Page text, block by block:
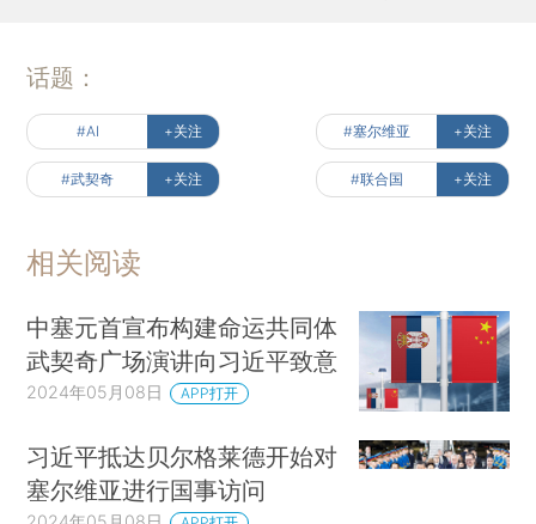
话题：
#AI +关注 #塞尔维亚 +关注
#武契奇 +关注 #联合国 +关注
相关阅读
中塞元首宣布构建命运共同体
武契奇广场演讲向习近平致意
2024年05月08日 APP打开
习近平抵达贝尔格莱德开始对
塞尔维亚进行国事访问